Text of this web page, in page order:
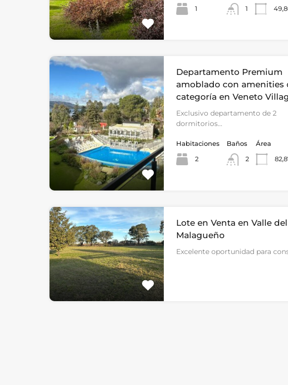
1
1
Departamento Premium
amoblado con amenities
categoría en Veneto
Exclusivo departamento de 2
dormitorios…
Habitaciones
2
Baños
2
Área
Lote en Venta en Valle
Malagueño
Excelente oportunidad para